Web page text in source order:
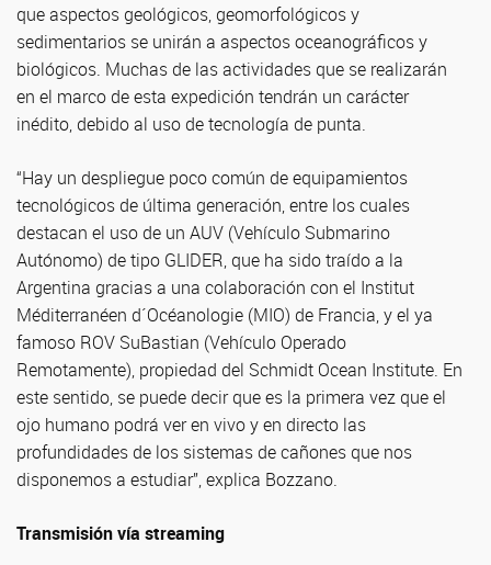
que aspectos geológicos, geomorfológicos y
sedimentarios se unirán a aspectos oceanográficos y
biológicos. Muchas de las actividades que se realizarán
en el marco de esta expedición tendrán un carácter
inédito, debido al uso de tecnología de punta.
“Hay un despliegue poco común de equipamientos
tecnológicos de última generación, entre los cuales
destacan el uso de un AUV (Vehículo Submarino
Autónomo) de tipo GLIDER, que ha sido traído a la
Argentina gracias a una colaboración con el Institut
Méditerranéen d´Océanologie (MIO) de Francia, y el ya
famoso ROV SuBastian (Vehículo Operado
Remotamente), propiedad del Schmidt Ocean Institute. En
este sentido, se puede decir que es la primera vez que el
ojo humano podrá ver en vivo y en directo las
profundidades de los sistemas de cañones que nos
disponemos a estudiar”, explica Bozzano.
Transmisión vía streaming